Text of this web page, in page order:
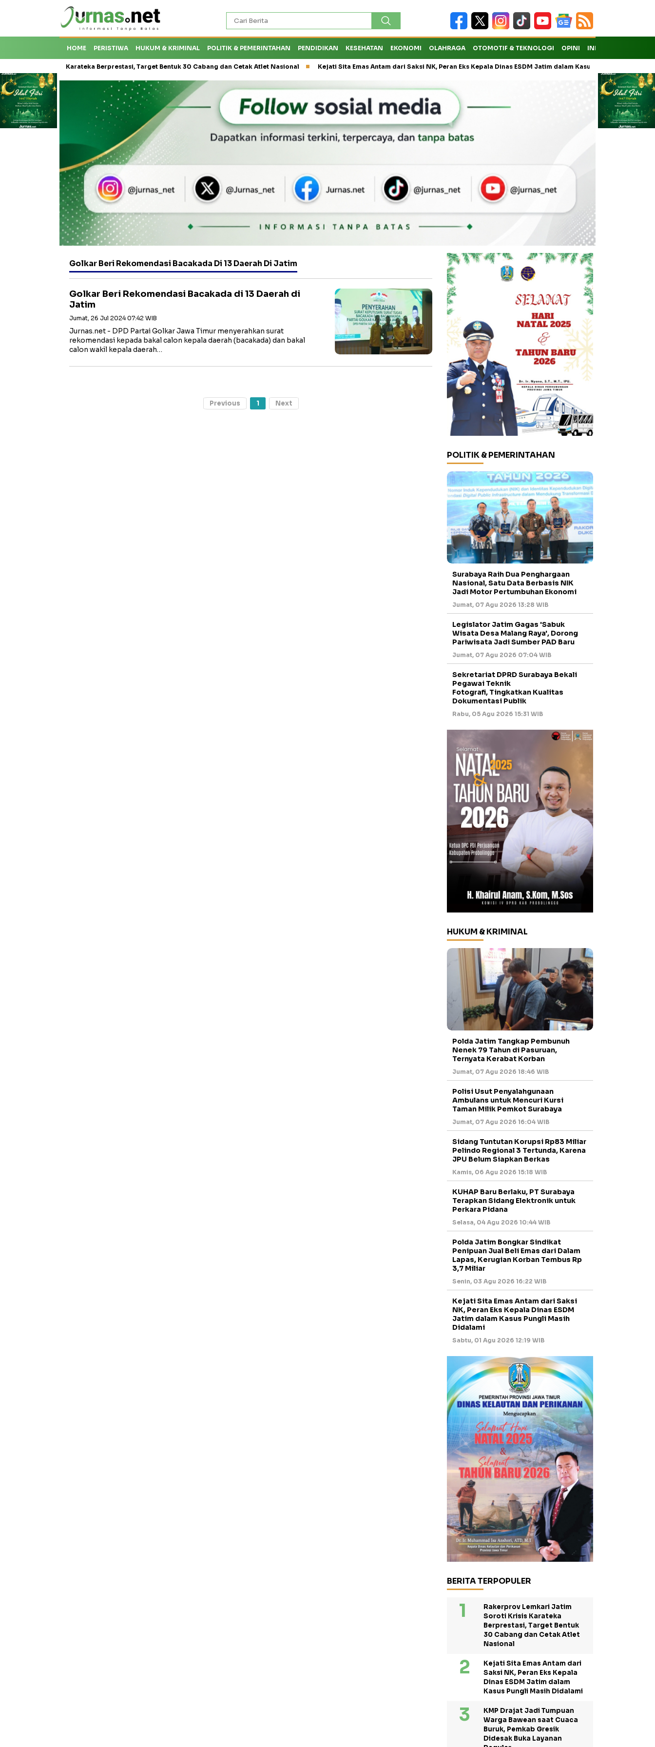
HOME PERISTIWA HUKUM & KRIMINAL POLITIK & PEMERINTAHAN PENDIDIKAN KESEHATAN EKONOMI OLAHRAGA OTOMOTIF & TEKNOLOGI OPINI INDEKS
Krisis Karateka Berprestasi, Target Bentuk 30 Cabang dan Cetak Atlet Nasional Kejati Sita Emas Antam dari Saksi NK, Peran Eks Kepala Dinas ESDM Jatim dalam Kasus Pungli Masih Didalami
Golkar Beri Rekomendasi Bacakada Di 13 Daerah Di Jatim
Golkar Beri Rekomendasi Bacakada di 13 Daerah di
Jatim
Jumat, 26 Jul 2024 07:42 WIB
Jurnas.net - DPD Partai Golkar Jawa Timur menyerahkan surat
rekomendasi kepada bakal calon kepala daerah (bacakada) dan bakal
calon wakil kepala daerah…
Previous 1 Next
POLITIK & PEMERINTAHAN
Surabaya Raih Dua Penghargaan
Nasional, Satu Data Berbasis NIK
Jadi Motor Pertumbuhan Ekonomi
Jumat, 07 Agu 2026 13:28 WIB
Legislator Jatim Gagas 'Sabuk
Wisata Desa Malang Raya', Dorong
Pariwisata Jadi Sumber PAD Baru
Jumat, 07 Agu 2026 07:04 WIB
Sekretariat DPRD Surabaya Bekali
Pegawai Teknik
Fotografi, Tingkatkan Kualitas
Dokumentasi Publik
Rabu, 05 Agu 2026 15:31 WIB
HUKUM & KRIMINAL
Polda Jatim Tangkap Pembunuh
Nenek 79 Tahun di Pasuruan,
Ternyata Kerabat Korban
Jumat, 07 Agu 2026 18:46 WIB
Polisi Usut Penyalahgunaan
Ambulans untuk Mencuri Kursi
Taman Milik Pemkot Surabaya
Jumat, 07 Agu 2026 16:04 WIB
Sidang Tuntutan Korupsi Rp83 Miliar
Pelindo Regional 3 Tertunda, Karena
JPU Belum Siapkan Berkas
Kamis, 06 Agu 2026 15:18 WIB
KUHAP Baru Berlaku, PT Surabaya
Terapkan Sidang Elektronik untuk
Perkara Pidana
Selasa, 04 Agu 2026 10:44 WIB
Polda Jatim Bongkar Sindikat
Penipuan Jual Beli Emas dari Dalam
Lapas, Kerugian Korban Tembus Rp
3,7 Miliar
Senin, 03 Agu 2026 16:22 WIB
Kejati Sita Emas Antam dari Saksi
NK, Peran Eks Kepala Dinas ESDM
Jatim dalam Kasus Pungli Masih
Didalami
Sabtu, 01 Agu 2026 12:19 WIB
BERITA TERPOPULER
Rakerprov Lemkari Jatim
Soroti Krisis Karateka
Berprestasi, Target Bentuk
30 Cabang dan Cetak Atlet
Nasional
Kejati Sita Emas Antam dari
Saksi NK, Peran Eks Kepala
Dinas ESDM Jatim dalam
Kasus Pungli Masih Didalami
KMP Drajat Jadi Tumpuan
Warga Bawean saat Cuaca
Buruk, Pemkab Gresik
Didesak Buka Layanan